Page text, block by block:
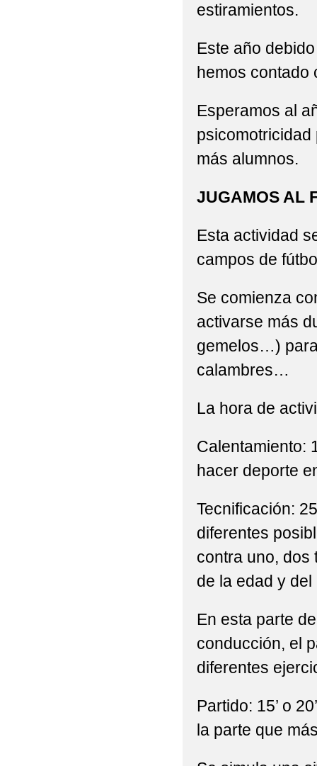
estiramientos.
Este año
hemos contado
Esperamos al
más alumnos.
JUGAMOS AL
Esta actividad
campos de
Se comienza
activarse más
gemelos…)
calambres…
La hora de
Calentamiento:
hacer deporte
Tecnificación:
diferentes
contra uno,
de la edad y
En esta parte
conducción, el
diferentes
Partido: 15’ o
la parte que